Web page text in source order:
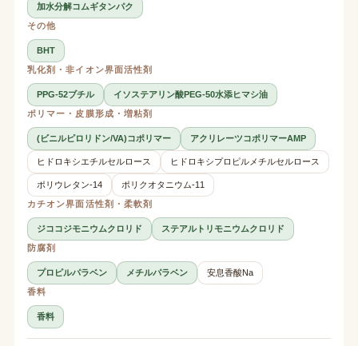
加水分解コムギタンパク
その他
BHT
乳化剤・非イオン界面活性剤
PPG-52ブチル
イソステアリン酸PEG-50水添ヒマシ油
ポリマー・皮膜形成・増粘剤
(ビニルピロリドン/VA)コポリマー アクリレーツコポリマーAMP
ヒドロキシエチルセルロース ヒドロキシプロピルメチルセルロース
ポリウレタン-14
ポリクオタニウム-11
カチオン界面活性剤・柔軟剤
ジココジモニウムクロリド
ステアルトリモニウムクロリド
防腐剤
プロピルパラベン メチルパラベン
安息香酸Na
香料
香料